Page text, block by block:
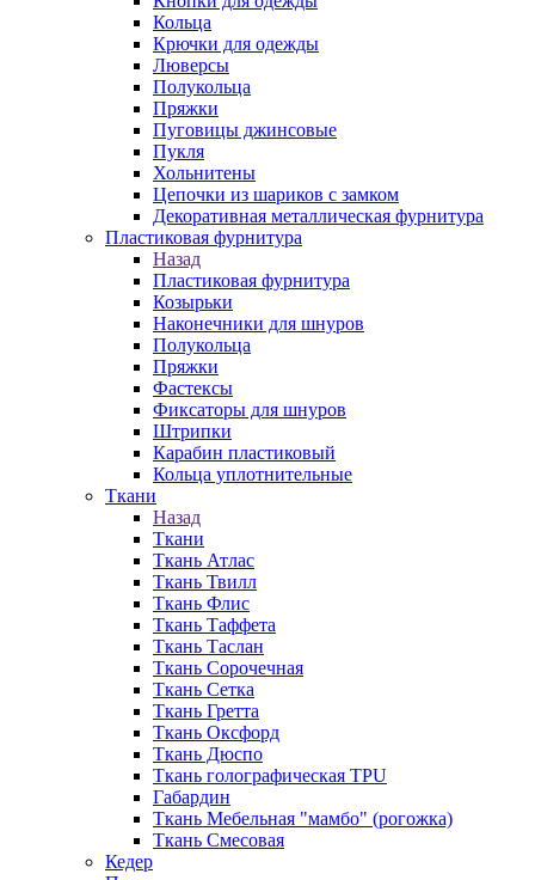
Кольца
Крючки для одежды
Люверсы
Полукольца
Пряжки
Пуговицы джинсовые
Пукля
Хольнитены
Цепочки из шариков с замком
Декоративная металлическая фурнитура
Пластиковая фурнитура
Назад
Пластиковая фурнитура
Козырьки
Наконечники для шнуров
Полукольца
Пряжки
Фастексы
Фиксаторы для шнуров
Штрипки
Карабин пластиковый
Кольца уплотнительные
Ткани
Назад
Ткани
Ткань Атлас
Ткань Твилл
Ткань Флис
Ткань Таффета
Ткань Таслан
Ткань Сорочечная
Ткань Сетка
Ткань Гретта
Ткань Оксфорд
Ткань Дюспо
Ткань голографическая TPU
Габардин
Ткань Мебельная "мамбо" (рогожка)
Ткань Смесовая
Кедер